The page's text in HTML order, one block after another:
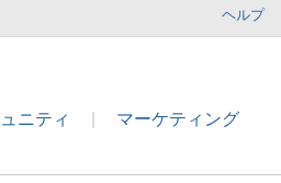
ヘルプ
ニティ マーケティング